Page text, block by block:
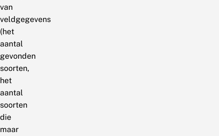
van
veldgegevens
(het
aantal
gevonden
soorten,
het
aantal
soorten
die
maar